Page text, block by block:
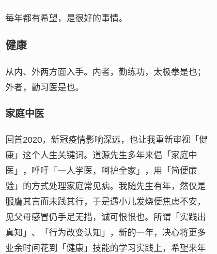
每年都有希望，是很好的事情。
健康
从内、外两方面入手。内者，勤练功，太极拳是也；
外者，勤习医是也。
家庭中医
回首2020，新冠疫情影响深远，也让我重新审视「健
康」这个人生关键词。道源先生多年来倡「家庭中
医」，呼吁「一人学医，呵护全家」，用「简便廉
验」的方式处理家庭常见病。我随先生有年，然仅是
服膺其言而未践其行，于是遇小儿发烧便焦虑不安，
见父母感冒仍手足无措，诚可恨恨也。所谓「实践出
真知」、「行为改变认知」，新的一年，决心将更多
业余时间花到「健康」技能的学习实践上，希望来年